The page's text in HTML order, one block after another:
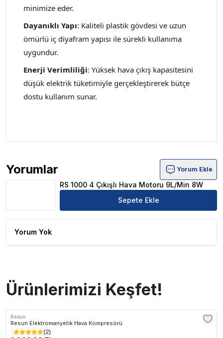
minimize eder.
Dayanıklı Yapı: Kaliteli plastik gövdesi ve uzun
ömürlü iç diyafram yapısı ile sürekli kullanıma
uygundur.
Enerji Verimliliği: Yüksek hava çıkış kapasitesini
düşük elektrik tüketimiyle gerçekleştirerek bütçe
dostu kullanım sunar.
Yorumlar
RS 1000 4 Çıkışlı Hava Motoru 9L/Min 8W Ürün
Yorum Ekle
RS 1000 4 Çıkışlı Hava Motoru 9L/Min 8W
Sepete Ekle
Yorum Yok
Ürünlerimizi Keşfet!
Resun
Resun Elektromanyetik Hava Kompresörü
(2)